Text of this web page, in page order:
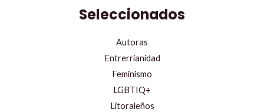
Seleccionados
Autoras
Entrerrianidad
Feminismo
LGBTIQ+
Litoraleños